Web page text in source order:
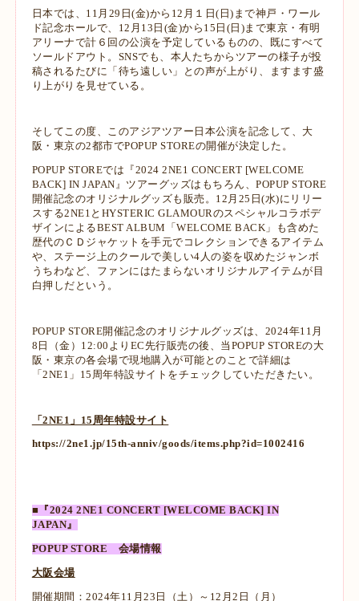
日本では、11月29日(金)から12月１日(日)まで神戸・ワール
ド記念ホールで、12月13日(金)から15日(日)まで東京・有明
アリーナで計６回の公演を予定しているものの、既にすべて
ソールドアウト。SNSでも、本人たちからツアーの様子が投
稿されるたびに「待ち遠しい」との声が上がり、ますます盛
り上がりを見せている。
そしてこの度、このアジアツアー日本公演を記念して、大
阪・東京の2都市でPOPUP STOREの開催が決定した。
POPUP STOREでは『2024 2NE1 CONCERT [WELCOME
BACK] IN JAPAN』ツアーグッズはもちろん、POPUP STORE
開催記念のオリジナルグッズも販売。12月25日(水)にリリー
スする2NE1とHYSTERIC GLAMOURのスペシャルコラボデ
ザインによるBEST ALBUM「WELCOME BACK」も含めた
歴代のＣＤジャケットを手元でコレクションできるアイテム
や、ステージ上のクールで美しい4人の姿を収めたジャンボ
うちわなど、ファンにはたまらないオリジナルアイテムが目
白押しだという。
POPUP STORE開催記念のオリジナルグッズは、2024年11月
8日（金）12:00よりEC先行販売の後、当POPUP STOREの大
阪・東京の各会場で現地購入が可能とのことで詳細は
「2NE1」15周年特設サイトをチェックしていただきたい。
「2NE1」15周年特設サイト
https://2ne1.jp/15th-anniv/goods/items.php?id=1002416
■『2024 2NE1 CONCERT [WELCOME BACK] IN
JAPAN』
POPUP STORE 会場情報
大阪会場
開催期間：2024年11月23日（土）～12月2日（月）